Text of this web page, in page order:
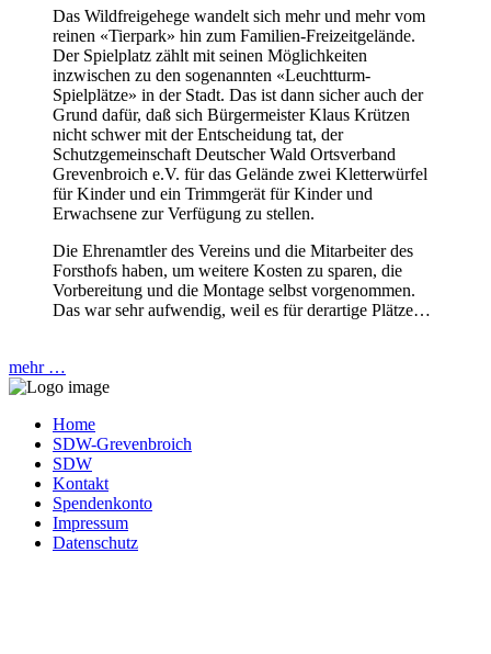
Das Wildfreigehege wandelt sich mehr und mehr vom
reinen «Tierpark» hin zum Familien-Freizeitgelände.
Der Spielplatz zählt mit seinen Möglichkeiten
inzwischen zu den sogenannten «Leuchtturm-
Spielplätze» in der Stadt. Das ist dann sicher auch der
Grund dafür, daß sich Bürgermeister Klaus Krützen
nicht schwer mit der Entscheidung tat, der
Schutzgemeinschaft Deutscher Wald Ortsverband
Grevenbroich e.V. für das Gelände zwei Kletterwürfel
für Kinder und ein Trimmgerät für Kinder und
Erwachsene zur Verfügung zu stellen.
Die Ehrenamtler des Vereins und die Mitarbeiter des
Forsthofs haben, um weitere Kosten zu sparen, die
Vorbereitung und die Montage selbst vorgenommen.
Das war sehr aufwendig, weil es für derartige Plätze…
mehr …
Home
SDW-Grevenbroich
SDW
Kontakt
Spendenkonto
Impressum
Datenschutz